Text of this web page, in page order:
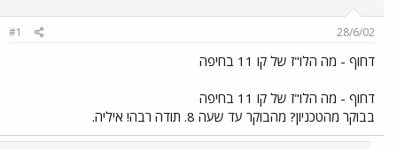
ך
28/6/02
#1
דחוף - מה הלו"ז של קו 11 בחיפה
דחוף - מה הלו"ז של קו 11 בחיפה
בבוקר מהטכניון? מהבוקר עד שעה 8. תודה רבה! איליה.